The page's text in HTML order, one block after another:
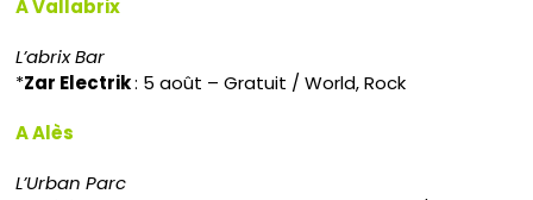
A Vallabrix
L’abrix Bar
*Zar Electrik: 5 août – Gratuit / World, Rock
A Alès
L’Urban Parc